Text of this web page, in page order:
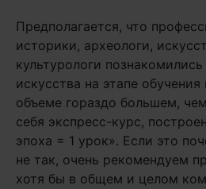
Предполагается, что
историки, археологи,
культурологи
искусства на этапе
объеме гораздо большем,
себя экспресс-курс,
эпоха = 1 урок». Если это
не так, очень рекомендуем
хотя бы в общем и целом